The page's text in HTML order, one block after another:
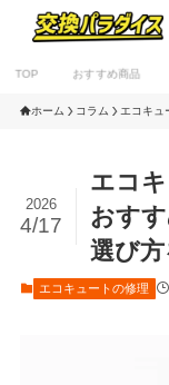
TOP おすすめ商品
ホーム コラム エコキュ
エコ
おす
選び
2026
4/17
エコキュートの修理